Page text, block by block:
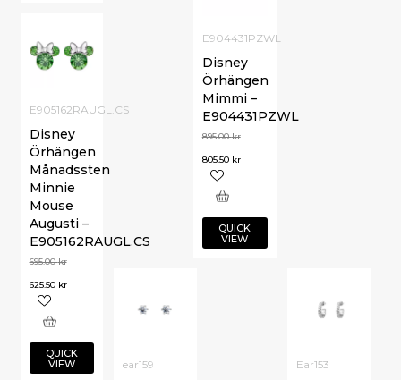
E904431PZWL
Disney
Örhängen
Mimmi –
E904431PZWL
895.00kr
805.50 kr
QUICK
VIEW
E905162RAUGL.CS
Disney
Örhängen
Månadssten
Minnie
Mouse
Augusti –
E905162RAUGL.CS
695.00kr
625.50 kr
QUICK
VIEW
Ear153
ear159